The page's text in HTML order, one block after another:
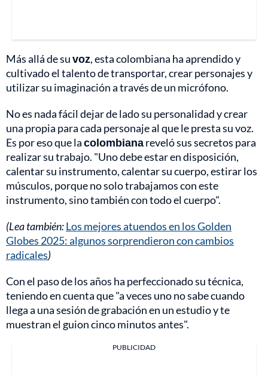
Más allá de suvoz, esta colombiana ha aprendido y
cultivado el talento de transportar, crear personajes y
utilizar su imaginación a través de un micrófono.
No es nada fácil dejar de lado su personalidad y crear
una propia para cada personaje al que le presta su voz.
Es por eso que lacolombianareveló sus secretos para
realizar su trabajo. "Uno debe estar en disposición,
calentar su instrumento, calentar su cuerpo, estirar los
músculos, porque no solo trabajamos con este
instrumento, sino también con todo el cuerpo".
(Lea también:Los mejores atuendos en los Golden
Globes 2025: algunos sorprendieron con cambios
radicales)
Con el paso de los años ha perfeccionado su técnica,
teniendo en cuenta que "a veces uno no sabe cuando
llega a una sesión de grabación en un estudio y te
muestran el guion cinco minutos antes".
PUBLICIDAD